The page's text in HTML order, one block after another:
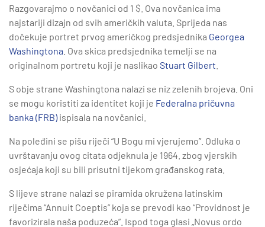
Razgovarajmo o novčanici od 1 $. Ova novčanica ima
najstariji dizajn od svih američkih valuta. Sprijeda nas
dočekuje portret prvog američkog predsjednika Georgea
Washingtona . Ova skica predsjednika temelji se na
originalnom portretu koji je naslikao Stuart Gilbert
S obje strane Washingtona nalazi se niz zelenih brojeva. Oni
se mogu koristiti za identitet koji je Federalna pričuvna
banka (FRB)ispisala na novčanici.
Na poleđini se pišu riječi “U Bogu mi vjerujemo”. Odluka o
uvrštavanju ovog citata odjeknula je 1964. zbog vjerskih
osjećaja koji su bili prisutni tijekom građanskog rata.
S lijeve strane nalazi se piramida okružena latinskim
riječima “Annuit Coeptis” koja se prevodi kao “Providnost je
favorizirala naša poduzeća”. Ispod toga glasi „Novus ordo